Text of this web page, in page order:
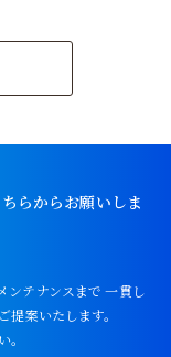
らからお願いしま
ンテナンスまで 一貫し
案いたします。